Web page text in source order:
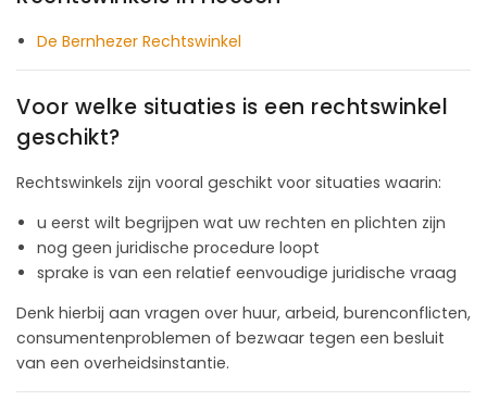
De Bernhezer Rechtswinkel
Voor welke situaties is een rechtswinkel
geschikt?
Rechtswinkels zijn vooral geschikt voor situaties waarin:
u eerst wilt begrijpen wat uw rechten en plichten zijn
nog geen juridische procedure loopt
sprake is van een relatief eenvoudige juridische vraag
Denk hierbij aan vragen over huur, arbeid, burenconflicten,
consumentenproblemen of bezwaar tegen een besluit
van een overheidsinstantie.